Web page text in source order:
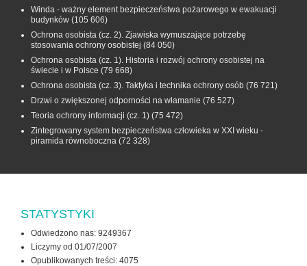
Winda - ważny element bezpieczeństwa pożarowego w ewakuacji
budynków (105 606)
Ochrona osobista (cz. 2). Zjawiska wymuszające potrzebę
stosowania ochrony osobistej (84 050)
Ochrona osobista (cz. 1). Historia i rozwój ochrony osobistej na
świecie i w Polsce (79 668)
Ochrona osobista (cz. 3). Taktyka i technika ochrony osób (76 721)
Drzwi o zwiększonej odporności na włamanie (76 527)
Teoria ochrony informacji (cz. 1) (75 472)
Zintegrowany system bezpieczeństwa człowieka w XXI wieku -
piramida równoboczna (72 328)
STATYSTYKI
Odwiedzono nas: 9249367
Liczymy od 01/07/2007
Opublikowanych treści: 4075